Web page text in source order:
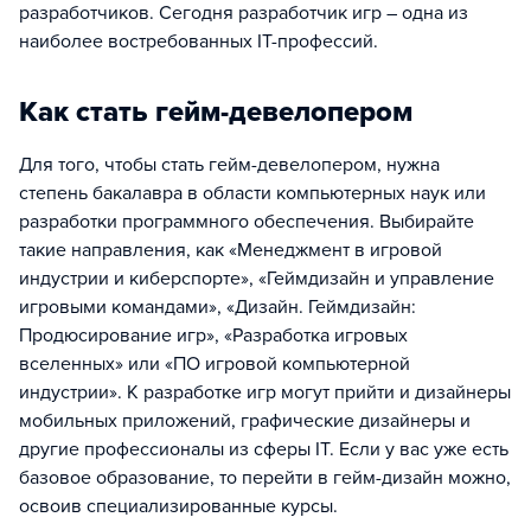
разработчиков. Сегодня разработчик игр – одна из
наиболее востребованных IT-профессий.
Как стать гейм-девелопером
Для того, чтобы стать гейм-девелопером, нужна
степень бакалавра в области компьютерных наук или
разработки программного обеспечения. Выбирайте
такие направления, как «Менеджмент в игровой
индустрии и киберспорте», «Геймдизайн и управление
игровыми командами», «Дизайн. Геймдизайн:
Продюсирование игр», «Разработка игровых
вселенных» или «ПО игровой компьютерной
индустрии». К разработке игр могут прийти и дизайнеры
мобильных приложений, графические дизайнеры и
другие профессионалы из сферы IT. Если у вас уже есть
базовое образование, то перейти в гейм-дизайн можно,
освоив специализированные курсы.